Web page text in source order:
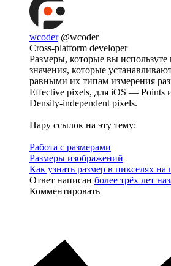
wcoder @wcoder
Cross-platform developer
Размеры, которые вы используте
значения, которые
равными их типам измерения
Effective pixels, для iOS — Points
Density-independent pixels.
Пару ссылок на эту тему:
Работа с размерами
Размеры изображений
Как узнать размер в пикселях
Ответ написан более трёх лет
Комментировать